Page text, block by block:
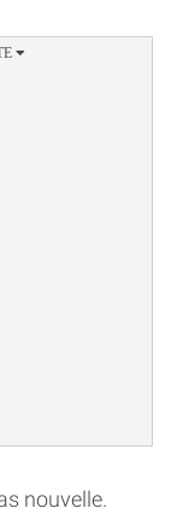
nouvelle.